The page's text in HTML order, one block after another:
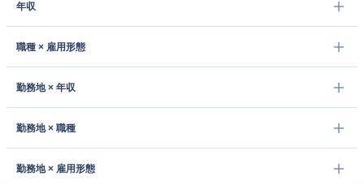
年収
職種 × 雇用形態
勤務地 × 年収
勤務地 × 職種
勤務地 × 雇用形態